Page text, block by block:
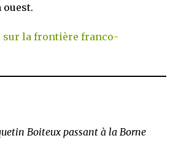
ouest.
la frontière franco-
Boiteux passant à la Borne